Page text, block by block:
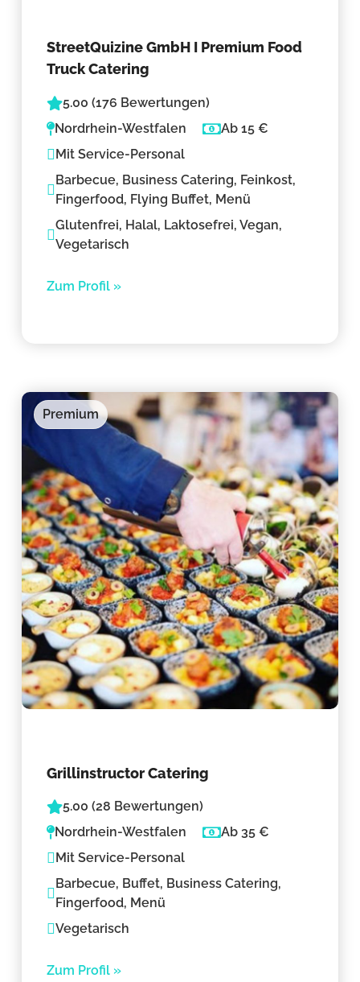
StreetQuizine GmbH I Premium Food
Truck Catering
5.00 (176 Bewertungen)
Nordrhein-Westfalen
Ab 15 €
Mit Service-Personal
Barbecue, Business Catering, Feinkost,
Fingerfood, Flying Buffet, Menü
Glutenfrei, Halal, Laktosefrei, Vegan,
Vegetarisch
Zum Profil »
Premium
Grillinstructor Catering
5.00 (28 Bewertungen)
Nordrhein-Westfalen
Ab 35 €
Mit Service-Personal
Barbecue, Buffet, Business Catering,
Fingerfood, Menü
Vegetarisch
Zum Profil »